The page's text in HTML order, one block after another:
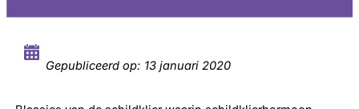
Gepubliceerd op: 13 januari 2020